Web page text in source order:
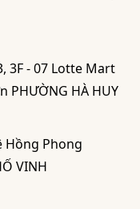
3F - 07 Lotte Mart
PHƯỜNG HÀ HUY
Hồng Phong
VINH